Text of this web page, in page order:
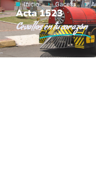
Inicio Gaceta
Acta 1523
Cevallosen tu corazón